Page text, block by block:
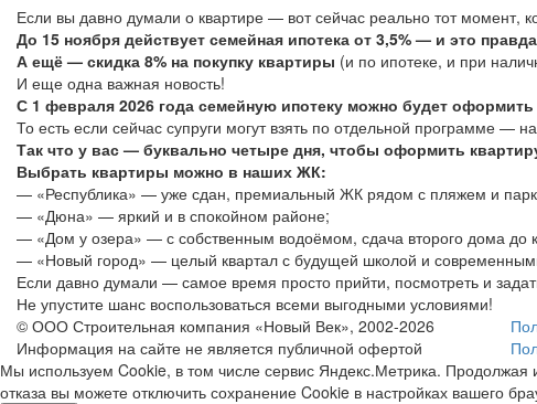
Если вы давно думали о квартире — вот сейчас реально тот момент,
До 15 ноября действует семейная ипотека от 3,5% — и это
А ещё — скидка 8% на покупку квартиры (и по ипотеке, и при
И еще одна важная новость!
С 1 февраля 2026 года семейную ипотеку можно будет
То есть если сейчас супруги могут взять по отдельной программе —
Так что у вас — буквально четыре дня, чтобы оформить
Выбрать квартиры можно в наших ЖК:
— «Республика» — уже сдан, премиальный ЖК рядом с пляжем и
— «Дюна» — яркий и в спокойном районе;
— «Дом у озера» — с собственным водоёмом, сдача второго дома до
— «Новый город» — целый квартал с будущей школой и
Если давно думали — самое время просто прийти, посмотреть и
Не упустите шанс воспользоваться всеми выгодными условиями!
© ООО Строительная компания «Новый Век», 2002-2026
Информация на сайте не является публичной офертой
Мы используем Cookie, в том числе сервис Яндекс.Метрика. Продолжая
отказа вы можете отключить сохранение Cookie в настройках вашего